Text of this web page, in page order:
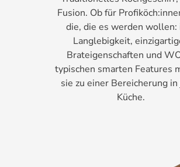
Fusion. Ob für
die, die es werden wollen:
Langlebigkeit,
Brateigenschaften und
typischen smarten Features
sie zu einer Bereicherung
Küche.